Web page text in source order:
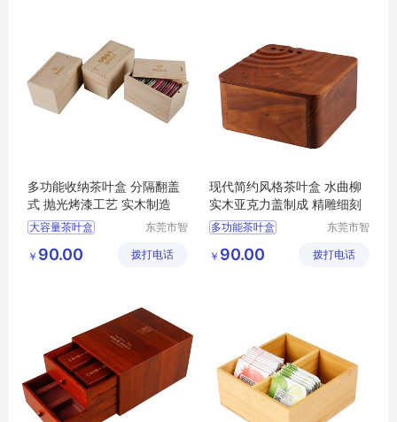
多功能收纳茶叶盒 分隔翻盖
式 抛光烤漆工艺 实木制造
大容量茶叶盒
多功能茶叶盒
茶叶盒
东莞市智
限公司
￥ 90.00 拨打电话
现代简约风格茶叶盒 水曲柳
实木亚克力盖制成 精雕细刻
多功能茶叶盒
防尘茶叶盒
东莞市智
限公司
￥ 90.00 拨打电话